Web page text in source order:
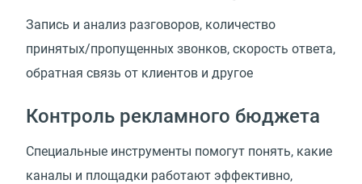
Запись и анализ разговоров, количество
принятых/пропущенных звонков, скорость ответа,
обратная связь от клиентов и другое
Контроль рекламного бюджета
Специальные инструменты помогут понять, какие
каналы и площадки работают эффективно,